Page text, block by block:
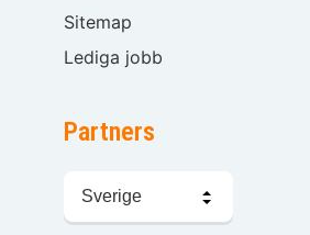
Sitemap
Lediga jobb
Partners
språk